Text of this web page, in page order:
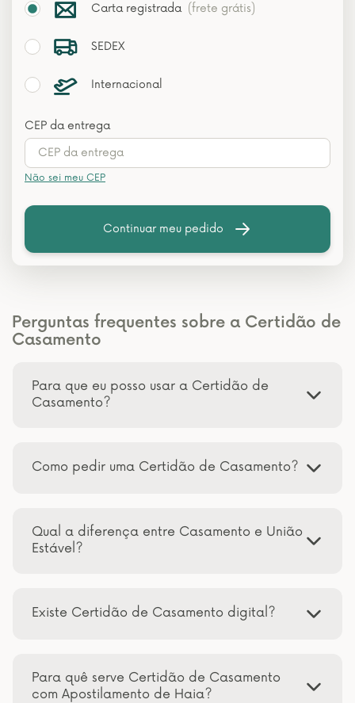
Carta registrada (frete grátis)
SEDEX
Internacional
CEP da entrega
Não sei meu CEP
Continuar meu pedido
Perguntas frequentes sobre a Certidão de
Casamento
Para que eu posso usar a Certidão de
Casamento?
Como pedir uma Certidão de Casamento?
Qual a diferença entre Casamento e União
Estável?
Existe Certidão de Casamento digital?
Para quê serve Certidão de Casamento
com Apostilamento de Haia?